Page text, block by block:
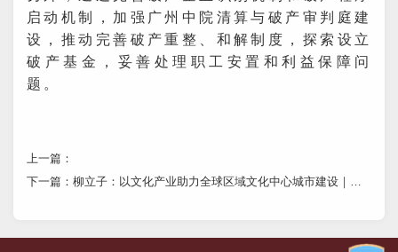
启动机制，加强广州中院清算与破产审判庭建
设，推动完善破产重整、和解制度，探索设立
破产基金，妥善处理职工安置和利益保障问
题。
上一篇：
下一篇： 柳立子：以文化产业助力全球区域文化中心城市建设｜观察